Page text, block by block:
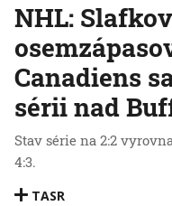
NHL:
Canadiens
sérii nad
Stav série na 2:2
4:3.
TASR